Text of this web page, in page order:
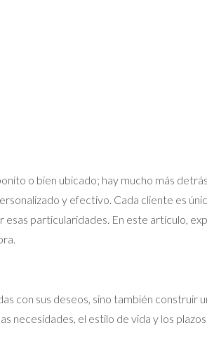
o bien ubicado; hay mucho más
y efectivo. Cada cliente es
particularidades. En este artículo,
con sus deseos, sino también construir
necesidades, el estilo de vida y los